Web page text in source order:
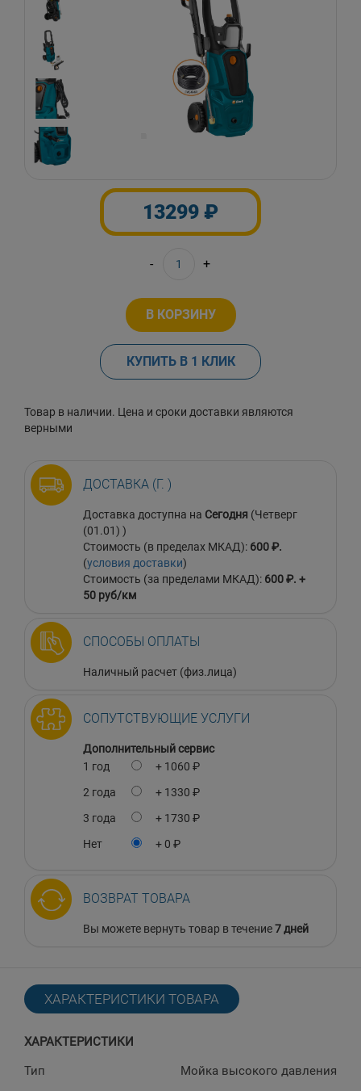
13299 ₽
- +
В КОРЗИНУ
КУПИТЬ В 1 КЛИК
Товар в наличии. Цена и сроки доставки являются
верными
ДОСТАВКА (Г. )
Доставка доступна на Сегодня (Четверг
(01.01) )
Стоимость (в пределах МКАД): 600 ₽.
(условия доставки)
Стоимость (за пределами МКАД): 600 ₽. +
50 руб/км
СПОСОБЫ ОПЛАТЫ
Наличный расчет (физ.лица)
СОПУТСТВУЮЩИЕ УСЛУГИ
Дополнительный сервис
1 год
+ 1060 ₽
2 года
+ 1330 ₽
3 года
+ 1730 ₽
Нет
+ 0 ₽
ВОЗВРАТ ТОВАРА
Вы можете вернуть товар в течение7 дней
ХАРАКТЕРИСТИКИ ТОВАРА
ХАРАКТЕРИСТИКИ
Тип
Мойка высокого давления